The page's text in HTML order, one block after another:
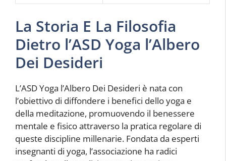
La Storia E La Filosofia
Dietro l’ASD Yoga l’Albero
Dei Desideri
L’ASD Yoga l’Albero Dei Desideri è nata con
l’obiettivo di diffondere i benefici dello yoga e
della meditazione, promuovendo il benessere
mentale e fisico attraverso la pratica regolare di
queste discipline millenarie. Fondata da esperti
insegnanti di yoga, l’associazione ha radici